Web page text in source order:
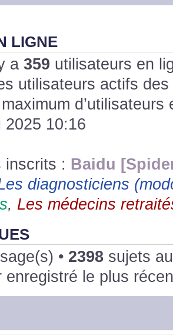
6; 7 et 8 !
!
!
le monde !
spams supprimés. Depuis
diffusent House, HD1 et
mais je suis pas sur
que l'on m'aide à trouver un
fait un arrêt cardiaque mais
LIGNE
a 359 utilisateurs en
utilisateurs actifs
2025 10:16
inscrits : Baidu
diagnosticiens
, Les médecins
• 2398 sujets
enregistré le plus